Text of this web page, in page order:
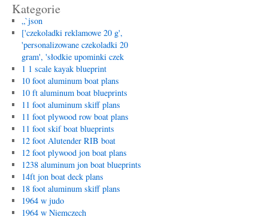
Kategorie
„`json
['czekoladki reklamowe 20 g',
'personalizowane czekoladki 20
gram', 'słodkie upominki czek
1 1 scale kayak blueprint
10 foot aluminum boat plans
10 ft aluminum boat blueprints
11 foot aluminum skiff plans
11 foot plywood row boat plans
11 foot skif boat blueprints
12 foot Alutender RIB boat
12 foot plywood jon boat plans
1238 aluminum jon boat blueprints
14ft jon boat deck plans
18 foot aluminum skiff plans
1964 w judo
1964 w Niemczech